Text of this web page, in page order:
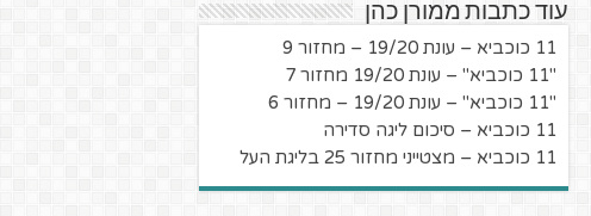
עוד כתבות ממורן כהן
11 כוכביא – עונת 19/20 – מחזור 9
"11 כוכביא" – עונת 19/20 מחזור 7
"11 כוכביא" – עונת 19/20 – מחזור 6
11 כוכביא – סיכום ליגה סדירה
11 כוכביא – מצטייני מחזור 25 בליגת העל